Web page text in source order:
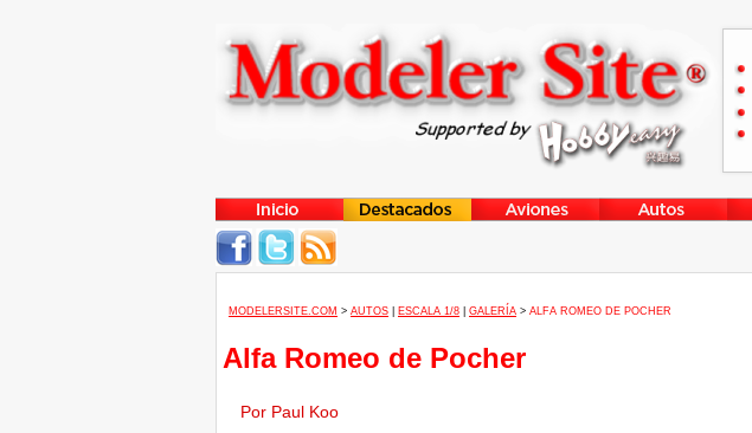
MODELERSITE.COM > AUTOS ESCALA 1/8 GALERÍA > ALFA ROMEO DE POCHER
Alfa Romeo de Pocher
Por Paul Koo